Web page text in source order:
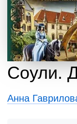
Соули.
Анна